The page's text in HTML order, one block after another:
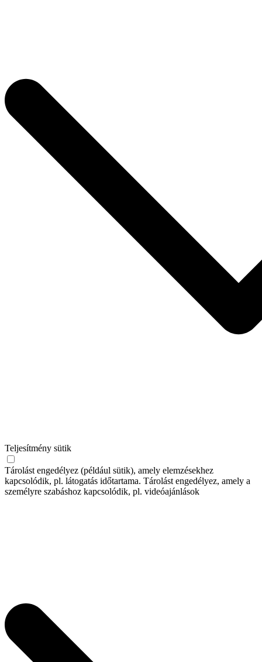
Teljesítmény sütik
Tárolást engedélyez (például sütik), amely elemzésekhez
kapcsolódik, pl. látogatás időtartama. Tárolást engedélyez, amely a
személyre szabáshoz kapcsolódik, pl. videóajánlások